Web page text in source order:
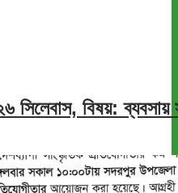
সিলেবাস, বিষয়: